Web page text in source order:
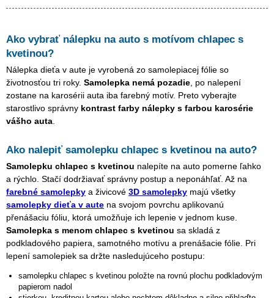
Ako vybrať nálepku na auto s motívom chlapec s
kvetinou?
Nálepka dieťa v aute je vyrobená zo samolepiacej fólie so
životnosťou tri roky. Samolepka nemá pozadie, po nalepení
zostane na karosérii auta iba farebný motív. Preto vyberajte
starostlivo správny kontrast farby nálepky s farbou karosérie
vášho auta.
Ako nalepiť samolepku chlapec s kvetinou na auto?
Samolepku chlapec s kvetinou nalepíte na auto pomerne ľahko
a rýchlo. Stačí dodržiavať správny postup a neponáhľať. Až na
farebné samolepky a živicové 3D samolepky majú všetky
samolepky dieťa v aute na svojom povrchu aplikovanú
přenášaciu fóliu, ktorá umožňuje ich lepenie v jednom kuse.
Samolepka s menom chlapec s kvetinou sa skladá z
podkladového papiera, samotného motívu a prenášacie fólie. Pri
lepení samolepiek sa držte nasledujúceho postupu:
samolepku chlapec s kvetinou položte na rovnú plochu podkladovým
papierom nadol